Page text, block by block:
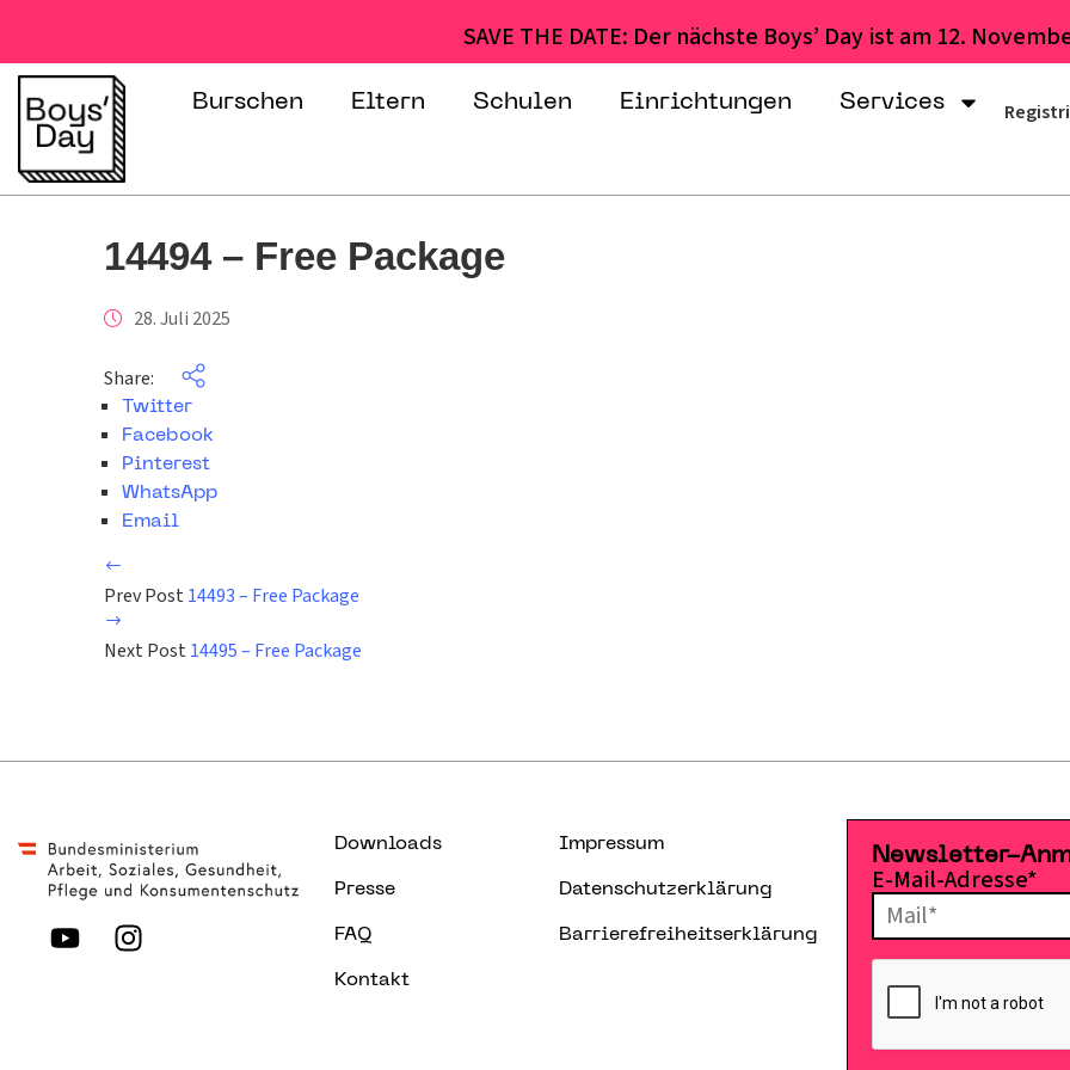
SAVE THE DATE: Der nächste Boys’ Day ist am 12.
Burschen Eltern Schulen Einrichtungen Services
14494 – Free Package
28. Juli 2025
Share:
Twitter
Facebook
Pinterest
WhatsApp
Email
Prev Post 14493 – Free Package
Next Post 14495 – Free Package
Downloads
Presse
FAQ
Kontakt
Impressum
Datenschutzerklärung
Barrierefreiheitserklärung
Newsletter-
E-Mail-Adresse*